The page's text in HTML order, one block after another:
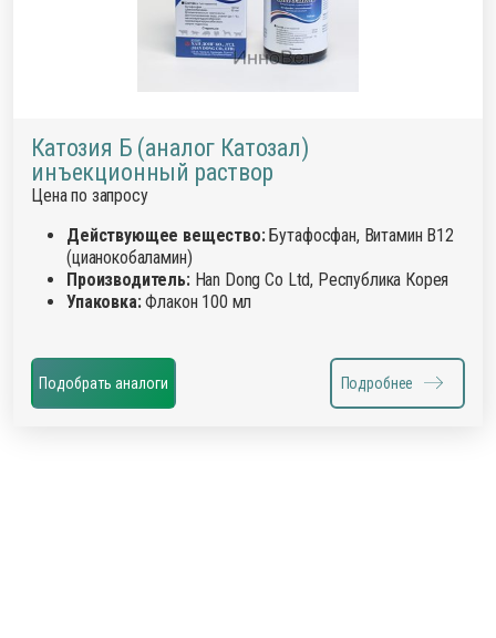
Катозия Б (аналог Катозал)
инъекционный раствор
Цена по запросу
Действующее вещество:Бутафосфан, Витамин В12
(цианокобаламин)
Производитель:Han Dong Co Ltd, Республика Корея
Упаковка:Флакон 100 мл
Подобрать аналоги Подробнее